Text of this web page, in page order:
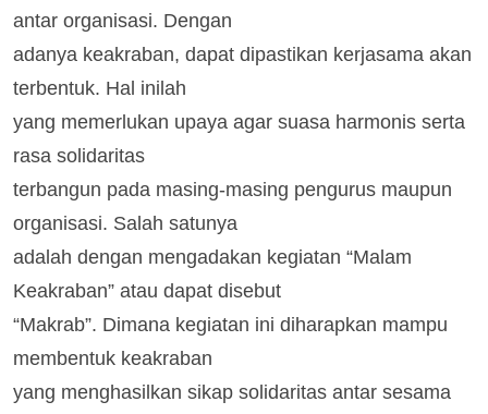
antar organisasi. Dengan
adanya keakraban, dapat dipastikan kerjasama akan
terbentuk. Hal inilah
yang memerlukan upaya agar suasa harmonis serta
rasa solidaritas
terbangun pada masing-masing pengurus maupun
organisasi. Salah satunya
adalah dengan mengadakan kegiatan “Malam
Keakraban” atau dapat disebut
“Makrab”. Dimana kegiatan ini diharapkan mampu
membentuk keakraban
yang menghasilkan sikap solidaritas antar sesama